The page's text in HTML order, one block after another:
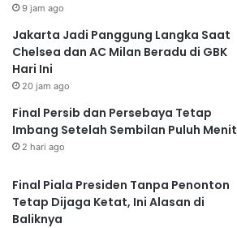
9 jam ago
Jakarta Jadi Panggung Langka Saat
Chelsea dan AC Milan Beradu di GBK
Hari Ini
20 jam ago
Final Persib dan Persebaya Tetap
Imbang Setelah Sembilan Puluh Menit
2 hari ago
Final Piala Presiden Tanpa Penonton
Tetap Dijaga Ketat, Ini Alasan di
Baliknya